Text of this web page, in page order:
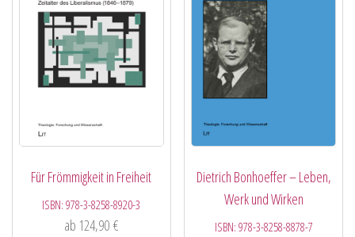
Für Frömmigkeit in Freiheit
ISBN:978-3-8258-8920-3
ab 124,90 €
Dietrich Bonhoeffer – Leben,
Werk und Wirken
ISBN: 978-3-8258-8878-7